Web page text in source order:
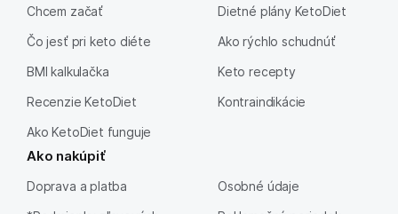
Chcem začať
Čo jesť pri keto diéte
BMI kalkulačka
Recenzie KetoDiet
Ako KetoDiet funguje
Dietné plány KetoDiet
Ako rýchlo schudnúť
Keto recepty
Kontraindikácie
Ako nakúpiť
Doprava a platba
Osobné údaje